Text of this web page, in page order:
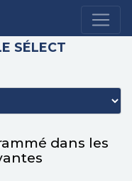
SÉLECT
dans les